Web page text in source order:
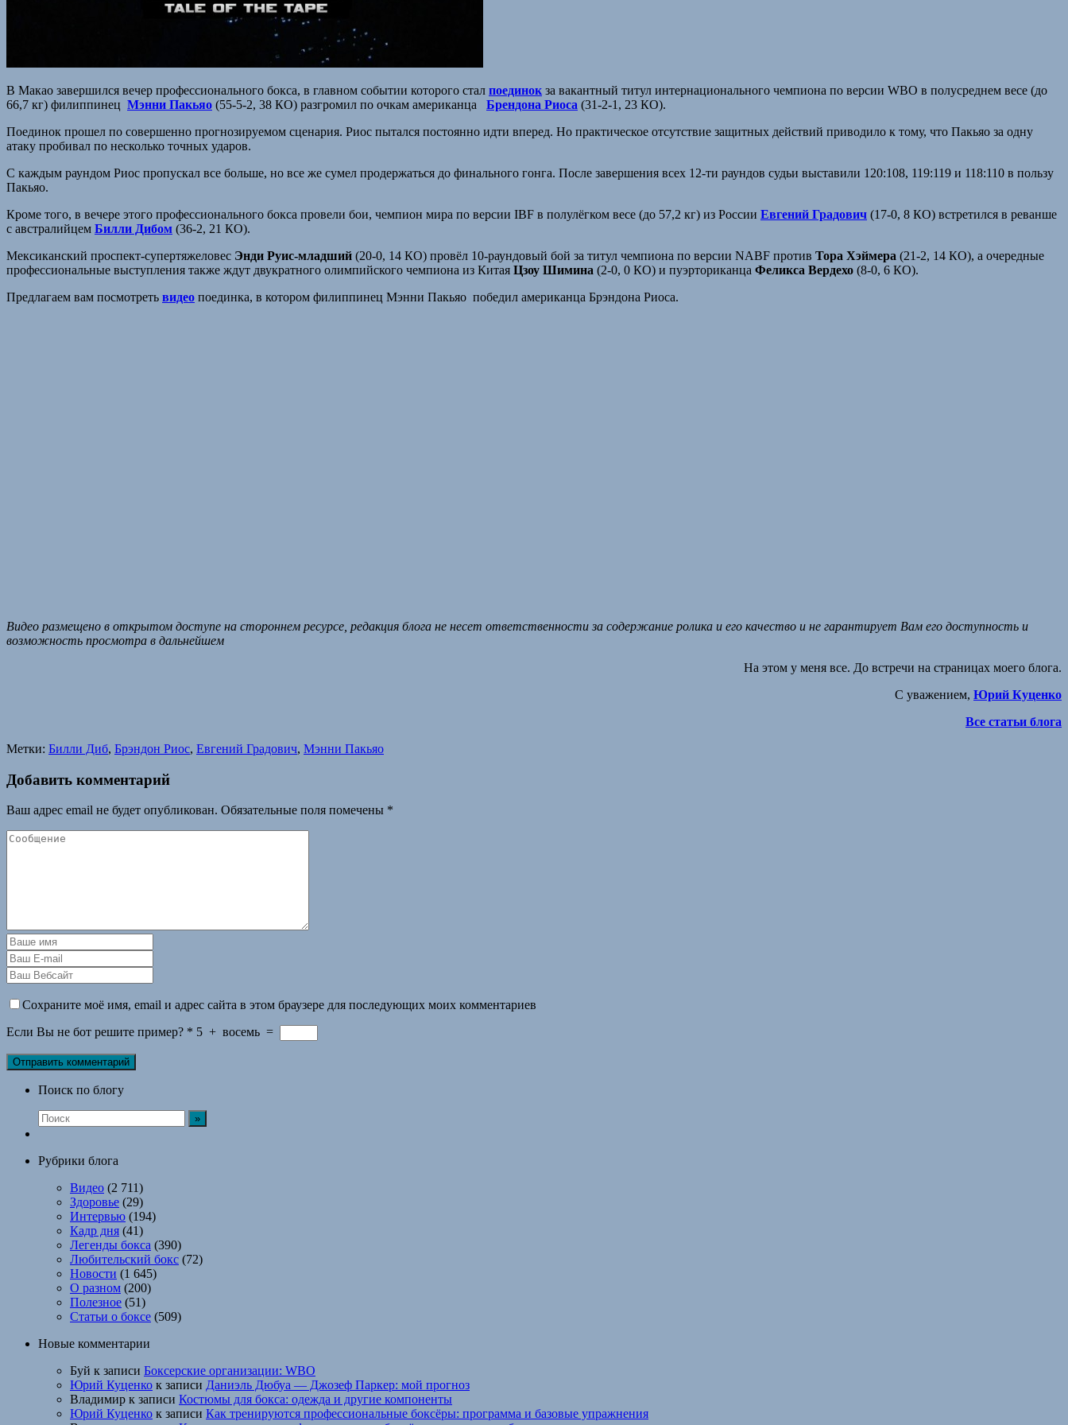
В Макао завершился вечер профессионального бокса, в главном событии которого стал поединок за вакантный титул интернационального чемпиона по версии WBO в полусреднем весе (до
66,7 кг) филиппинец Мэнни Пакьяо (55-5-2, 38 КО) разгромил по очкам американца Брендона Риоса (31-2-1, 23 КО).
Поединок прошел по совершенно прогнозируемом сценария. Риос пытался постоянно идти вперед. Но практическое отсутствие защитных действий приводило к тому, что Пакьяо за одну
атаку пробивал по несколько точных ударов.
С каждым раундом Риос пропускал все больше, но все же сумел продержаться до финального гонга. После завершения всех 12-ти раундов судьи выставили 120:108, 119:119 и 118:110 в пользу
Пакьяо.
Кроме того, в вечере этого профессионального бокса провели бои, чемпион мира по версии IBF в полулёгком весе (до 57,2 кг) из России Евгений Градович (17-0, 8 КО) встретился в реванше
с австралийцем Билли Дибом (36-2, 21 КО).
Мексиканский проспект-супертяжеловес Энди Руис-младший (20-0, 14 КО) провёл 10-раундовый бой за титул чемпиона по версии NABF против Тора Хэймера (21-2, 14 КО), а очередные
профессиональные выступления также ждут двукратного олимпийского чемпиона из Китая Цзоу Шимина (2-0, 0 КО) и пуэрториканца Феликса Вердехо (8-0, 6 КО).
Предлагаем вам посмотреть видео поединка, в котором филиппинец Мэнни Пакьяо победил американца Брэндона Риоса.
Видео размещено в открытом доступе на стороннем ресурсе, редакция блога не несет ответственности за содержание ролика и его качество и не гарантирует Вам его доступность и
возможность просмотра в дальнейшем
На этом у меня все. До встречи на страницах моего блога.
С уважением, Юрий Куценко
Все статьи блога
Метки: Билли Диб, Брэндон Риос, Евгений Градович, Мэнни Пакьяо
Добавить комментарий
Ваш адрес email не будет опубликован. Обязательные поля помечены *
Сохраните моё имя, email и адрес сайта в этом браузере для последующих моих комментариев
Если Вы не бот решите пример? * 5 + восемь =
Поиск по блогу
Рубрики блога
Видео (2 711)
Здоровье (29)
Интервью (194)
Кадр дня (41)
Легенды бокса (390)
Любительский бокс (72)
Новости (1 645)
О разном (200)
Полезное (51)
Статьи о боксе (509)
Новые комментарии
Буй к записи Боксерские организации: WBO
Юрий Куценко к записи Даниэль Дюбуа — Джозеф Паркер: мой прогноз
Владимир к записи Костюмы для бокса: одежда и другие компоненты
Юрий Куценко к записи Как тренируются профессиональные боксёры: программа и базовые упражнения